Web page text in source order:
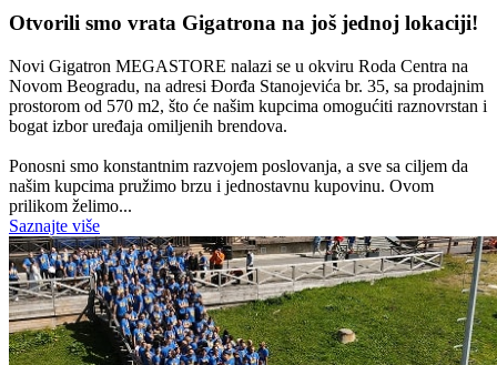
Otvorili smo vrata Gigatrona na još jednoj lokaciji!
Novi Gigatron MEGASTORE nalazi se u okviru Roda Centra na
Novom Beogradu, na adresi Đorđa Stanojevića br. 35, sa prodajnim
prostorom od 570 m2, što će našim kupcima omogućiti raznovrstan i
bogat izbor uređaja omiljenih brendova.
Ponosni smo konstantnim razvojem poslovanja, a sve sa ciljem da
našim kupcima pružimo brzu i jednostavnu kupovinu. Ovom
prilikom želimo...
Saznajte više